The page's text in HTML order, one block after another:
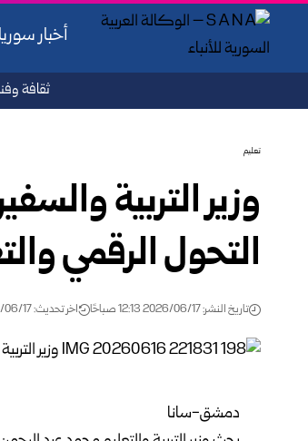
أخبار سوريا
ثقافة
تعليم
وزير التربية
التحول الرقمي
تاريخ النشر: 2026/06/17 12:13 صباحًا اخر تحديث: 2026/06/17 12:13 صباحًا
دمشق-سانا